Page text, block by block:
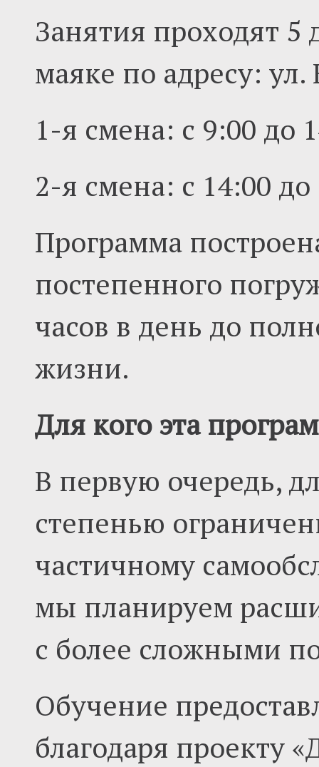
Занятия проходят
маяке по адресу:
1-я смена: с 9:00 до
2-я смена: с 14:00 до
Программа
постепенного
часов в день до
жизни.
Для кого эта
В первую очередь,
степенью
частичному
мы планируем
с более сложными
Обучение
благодаря проекту